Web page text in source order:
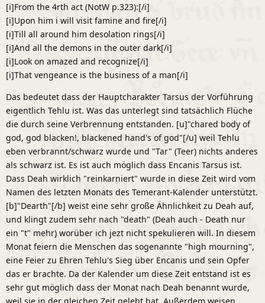
[i]From the 4rth act (NotW p.323):[/i]
[i]Upon him i will visit famine and fire[/i]
[i]Till all around him desolation rings[/i]
[i]And all the demons in the outer dark[/i]
[i]Look on amazed and recognize[/i]
[i]That vengeance is the business of a man[/i]
Das bedeutet dass der Hauptcharakter Tarsus der Vorführung
eigentlich Tehlu ist. Was das unterlegt sind tatsächlich Flüche
die durch seine Verbrennung entstanden. [u]"chared body of
god, god blacken!, blackened hand's of god"[/u] weil Tehlu
eben verbrannt/schwarz wurde und "Tar" (Teer) nichts anderes
als schwarz ist. Es ist auch möglich dass Encanis Tarsus ist.
Dass Deah wirklich "reinkarniert" wurde in diese Zeit wird vom
Namen des letzten Monats des Temerant-Kalender unterstützt.
[b]"Dearth"[/b] weist eine sehr große Ähnlichkeit zu Deah auf,
und klingt zudem sehr nach "death" (Deah auch - Death nur
ein "t" mehr) worüber ich jezt nicht spekulieren will. In diesem
Monat feiern die Menschen das sogenannte "high mourning",
eine Feier zu Ehren Tehlu's Sieg über Encanis und sein Opfer
das er brachte. Da der Kalender um diese Zeit entstand ist es
sehr gut möglich dass der Monat nach Deah benannt wurde,